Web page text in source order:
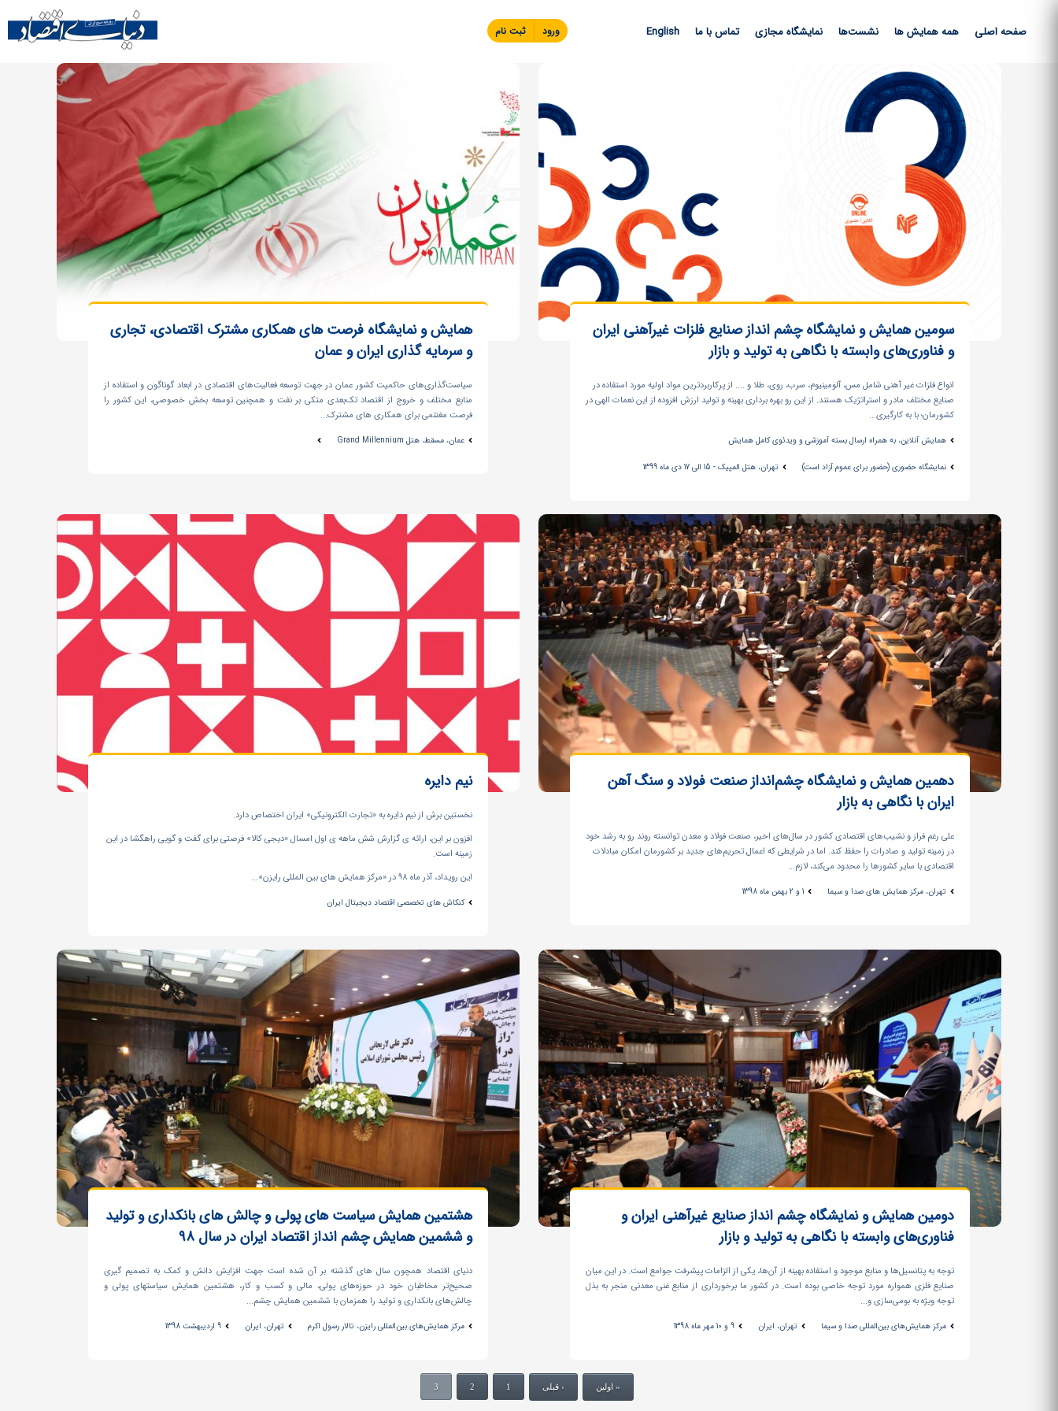
صفحه اصلی همه همایش ها نشست‌ها نمایشگاه مجازی تماس با ما English ورود ثبت نام
سومین همایش و نمایشگاه چشم انداز صنایع فلزات غیرآهنی ایران
و فناوری‌های وابسته با نگاهی به تولید و بازار
انواع فلزات غیر آهنی شامل مس، آلومینیوم، سرب، روی، طلا و .... از پرکاربردترین مواد اولیه مورد استفاده در
صنایع مختلف مادر و استراتژیک هستند. از این­ رو بهره ­برداری بهینه و تولید ارزش افزوده از این نعمات الهی در
کشورمان؛ با به کارگیری...
همایش آنلاین، به همراه ارسال بسته آموزشی و ویدئوی کامل همایش
نمایشگاه حضوری (حضور برای عموم آزاد است) تهران، هتل المپیک - 15 الی 17 دی ماه 1399
همایش و نمایشگاه فرصت های همکاری مشترک اقتصادی، تجاری
و سرمایه گذاری ایران و عمان
سیاست‌گذاری‌های حاکمیت کشور عمان در جهت توسعه فعالیت‌های اقتصادی در ابعاد گوناگون و استفاده از
منابع مختلف و خروج از اقتصاد تک‌بعدی متکی بر نفت و همچنین توسعه بخش خصوصی، این کشور را
فرصت مغتنمی برای همکاری­ های مشترک...
عمان، مسقط، هتل Grand Millennium
دهمین همایش و نمایشگاه چشم‌انداز صنعت فولاد و سنگ آهن
ایران با نگاهی به بازار
علی رغم فراز و نشیب‌های اقتصادی کشور در سال‌‏های اخیر، صنعت فولاد و معدن توانسته روند رو به رشد خود
در زمینه تولید و صادرات را حفظ کند. اما در شرایطی که اعمال تحریم‌های جدید بر کشورمان امکان مبادلات
اقتصادی با سایر کشورها را محدود می‌کند، لازم...
تهران، مرکز همایش های صدا و سیما 1 و 2 بهمن ماه 1398
نیم دایره
نخستین برش از نیم دایره به «تجارت الکترونیکی» ایران اختصاص دارد.
افزون بر این، ارائه ی گزارش شش ماهه ی اول امسال «دیجی کالا» فرصتی برای گفت و گویی راهگشا در این
زمینه است.
این رویداد، آذر ماه 98 در «مرکز همایش های بین المللی رایزن»...
کنکاش های تخصصی اقتصاد دیجیتال ایران
دومین همایش و نمایشگاه چشم انداز صنایع غیرآهنی ایران و
فناوری‌های وابسته با نگاهی به تولید و بازار
توجه به پتانسیل‌ها و منابع موجود و استفاده بهینه از آن‌ها، یکی از الزامات پیشرفت جوامع است. در این میان
صنایع فلزی همواره مورد توجه خاصی بوده است. در کشور ما برخورداری از منابع غنی معدنی منجر به بذل
توجه ویژه به بومی‌سازی و...
مرکز همایش‌های بین‌المللی صدا و سیما تهران، ایران 9 و 10 مهر ماه 1398
هشتمین همایش سیاست های پولی و چالش های بانکداری و تولید
و ششمین همایش چشم انداز اقتصاد ایران در سال 98
دنیای اقتصاد همچون سال ‏های گذشته بر آن شده است جهت افزایش دانش و کمک به تصمیم‏ گیری
صحیح‌تر مخاطبان خود در حوزه‌های پولی، مالی و کسب و کار، هشتمین همایش سیاست‏های پولی و
چالش‌های بانکداری و تولید را همزمان با ششمین همایش چشم‏...
مرکز همایش‌های بین‌المللی رایزن، تالار رسول اکرم تهران، ایران 9 اردیبهشت 1398
« اولین ‹ قبلی 1
2
3